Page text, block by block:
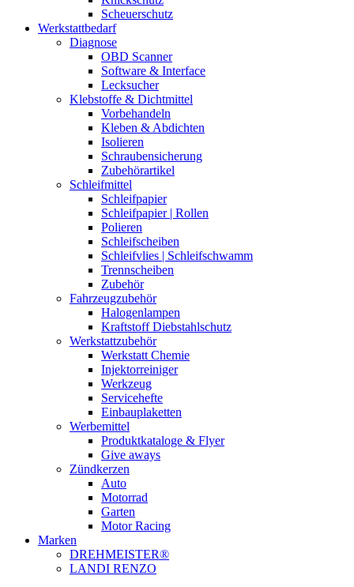
Scheuerschutz
Werkstattbedarf
Diagnose
OBD Scanner
Software & Interface
Lecksucher
Klebstoffe & Dichtmittel
Vorbehandeln
Kleben & Abdichten
Isolieren
Schraubensicherung
Zubehörartikel
Schleifmittel
Schleifpapier
Schleifpapier | Rollen
Polieren
Schleifscheiben
Schleifvlies | Schleifschwamm
Trennscheiben
Zubehör
Fahrzeugzubehör
Halogenlampen
Kraftstoff Diebstahlschutz
Werkstattzubehör
Werkstatt Chemie
Injektorreiniger
Werkzeug
Servicehefte
Einbauplaketten
Werbemittel
Produktkataloge & Flyer
Give aways
Zündkerzen
Auto
Motorrad
Garten
Motor Racing
Marken
DREHMEISTER®
LANDI RENZO